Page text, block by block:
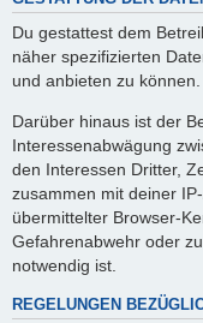
Du gestattest dem
näher spezifizierten
und anbieten zu können.
Darüber hinaus ist der
Interessenabwägung
den Interessen Dritter,
zusammen mit deiner
übermittelter Browser-
Gefahrenabwehr oder
notwendig ist.
REGELUNGEN